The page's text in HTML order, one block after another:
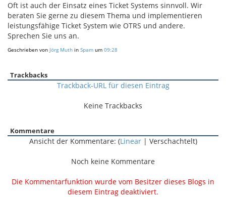
Oft ist auch der Einsatz eines Ticket Systems sinnvoll. Wir
beraten Sie gerne zu diesem Thema und implementieren
leistungsfähige Ticket System wie OTRS und andere.
Sprechen Sie uns an.
Geschrieben von Jörg Muth in Spam um 09:28
Trackbacks
Trackback-URL für diesen Eintrag
Keine Trackbacks
Kommentare
Ansicht der Kommentare: (Linear| Verschachtelt)
Noch keine Kommentare
Die Kommentarfunktion wurde vom Besitzer dieses Blogs in
diesem Eintrag deaktiviert.